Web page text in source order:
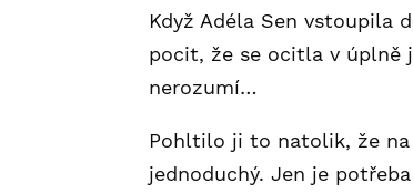
Když Adéla Sen vstoupila
pocit, že se ocitla v úplně
nerozumí…
Pohltilo ji to natolik, že na
jednoduchý. Jen je